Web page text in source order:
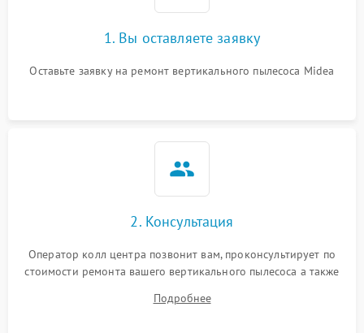
1. Вы оставляете заявку
Оставьте заявку на ремонт вертикального пылесоса Midea
2. Консультация
Оператор колл центра позвонит вам, проконсультирует по
стоимости ремонта вашего вертикального пылесоса а также
Подробнее